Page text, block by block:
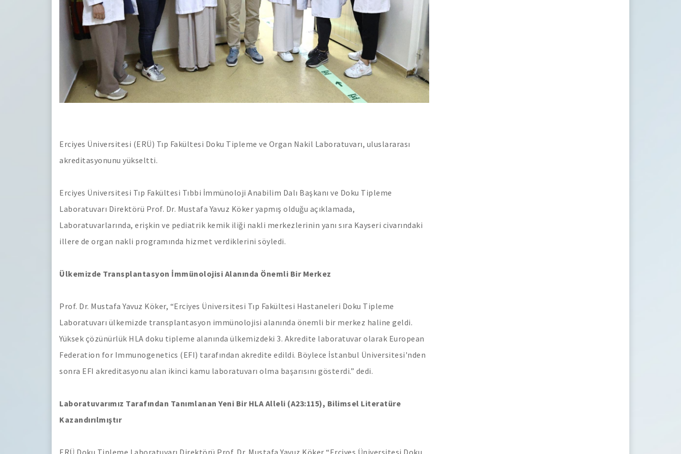
Erciyes Üniversitesi (ERÜ) Tıp Fakültesi Doku Tipleme ve Organ Nakil Laboratuvarı, uluslararası
akreditasyonunu yükseltti.
Erciyes Üniversitesi Tıp Fakültesi Tıbbi İmmünoloji Anabilim Dalı Başkanı ve Doku Tipleme
Laboratuvarı Direktörü Prof. Dr. Mustafa Yavuz Köker yapmış olduğu açıklamada,
Laboratuvarlarında, erişkin ve pediatrik kemik iliği nakli merkezlerinin yanı sıra Kayseri civarındaki
illere de organ nakli programında hizmet verdiklerini söyledi.
Ülkemizde Transplantasyon İmmünolojisi Alanında Önemli Bir Merkez
Prof. Dr. Mustafa Yavuz Köker, “Erciyes Üniversitesi Tıp Fakültesi Hastaneleri Doku Tipleme
Laboratuvarı ülkemizde transplantasyon immünolojisi alanında önemli bir merkez haline geldi.
Yüksek çözünürlük HLA doku tipleme alanında ülkemizdeki 3. Akredite laboratuvar olarak European
Federation for Immunogenetics (EFI) tarafından akredite edildi. Böylece İstanbul Üniversitesi'nden
sonra EFI akreditasyonu alan ikinci kamu laboratuvarı olma başarısını gösterdi.” dedi.
Laboratuvarımız Tarafından Tanımlanan Yeni Bir HLA Alleli (A23:115), Bilimsel Literatüre
Kazandırılmıştır
ERÜ Doku Tipleme Laboratuvarı Direktörü Prof. Dr. Mustafa Yavuz Köker “Erciyes Üniversitesi Doku